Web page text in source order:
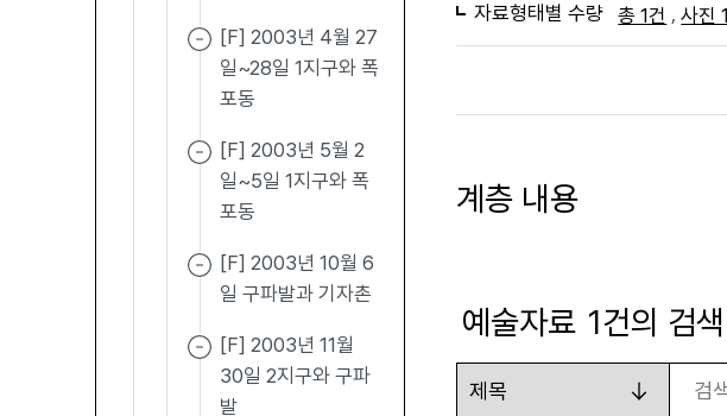
[F] 2003년 4월 27
일~28일 1지구와 폭
포동
[F] 2003년 5월 2
일~5일 1지구와 폭
포동
[F] 2003년 10월 6
일 구파발과 기자촌
[F] 2003년 11월
30일 2지구와 구파
발
자료형태별 수량 총 1건 ,사진
계층 내용
예술자료 1건의 검